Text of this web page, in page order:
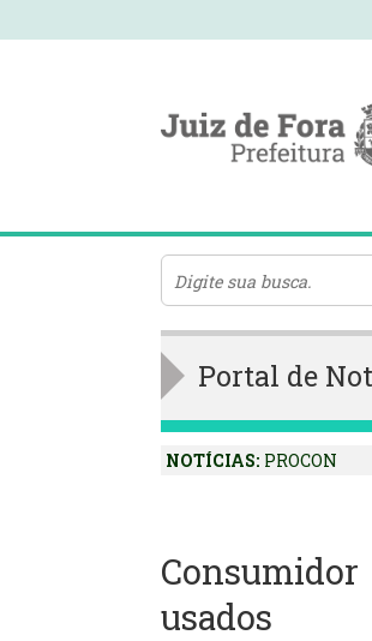
Portal de
NOTÍCIAS: PROCON
usados